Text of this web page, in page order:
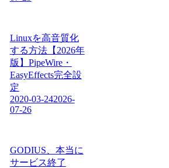
Linuxを高音質化
する方法【2026年
版】PipeWire・
EasyEffects完全設
定
2020-03-242026-
07-26
GODIUS、本当に
サービス終了